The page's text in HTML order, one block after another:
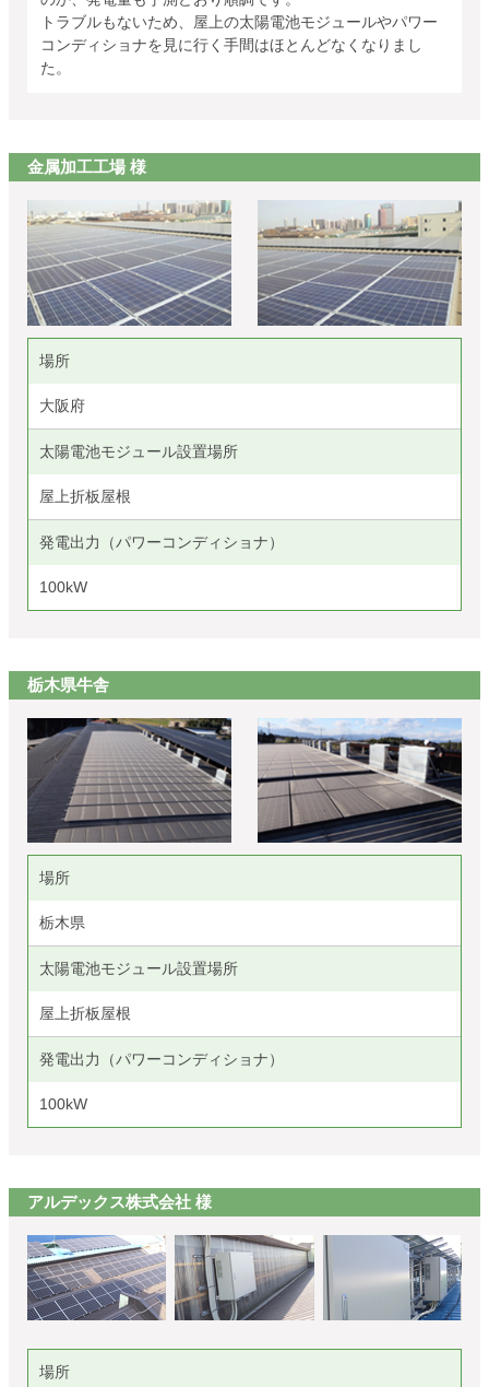
トラブルもないため、屋上の太陽電池モジュールやパワー
コンディショナを見に行く手間はほとんどなくなりまし
た。
金属加工工場 様
場所
大阪府
太陽電池モジュール設置場所
屋上折板屋根
発電出力（パワーコンディショナ）
100kW
栃木県牛舎
場所
栃木県
太陽電池モジュール設置場所
屋上折板屋根
発電出力（パワーコンディショナ）
100kW
アルデックス株式会社 様
場所